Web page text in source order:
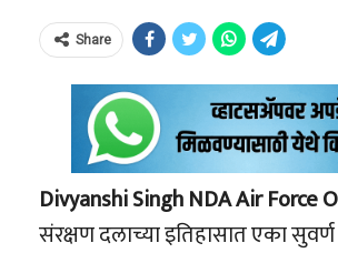
ईव्ही (EV – Electric Vehicle)
टेक्नॉलॉजी: संपूर्ण जग आता
इलेक्ट्रिक गाड्यांकडे वळले आहे.
मॅनेजमेंट, चार्जिंग स्टेशन
Govt Tightens Cough
Rules, Prescription
More
Formulations
Share
Divyanshi Singh NDA Air Force
संरक्षण दलाच्या इतिहासात एका सुवर्ण